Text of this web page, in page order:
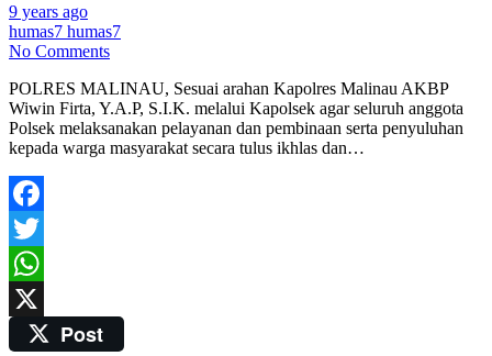
9 years ago
humas7 humas7
No Comments
POLRES MALINAU, Sesuai arahan Kapolres Malinau AKBP
Wiwin Firta, Y.A.P, S.I.K. melalui Kapolsek agar seluruh anggota
Polsek melaksanakan pelayanan dan pembinaan serta penyuluhan
kepada warga masyarakat secara tulus ikhlas dan…
Facebook
Twitter
WhatsApp
Post